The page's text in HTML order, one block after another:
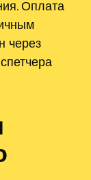
Оплата
через